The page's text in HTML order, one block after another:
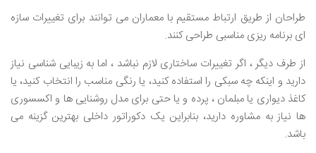
طراحان از طریق ارتباط مستقیم با معماران می توانند برای تغییرات سازه
ای برنامه ریزی مناسبی طراحی کنند.
از طرف دیگر ، اگر تغییرات ساختاری لازم نباشد ، اما به زیبایی شناسی نیاز
دارید و اینکه چه سبکی را استفاده کنید، یا رنگی مناسب را انتخاب کنید، یا
کاغذ دیواری یا مبلمان ، پرده و یا حتی برای مدل روشنایی ها و اکسسوری
ها نیاز به مشاوره دارید، بنابراین یک دکوراتور داخلی بهترین گزینه می
باشد.